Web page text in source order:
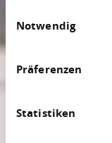
Verarbeitung
lit. a DSGVO.
widerrufen.
Notwendig
Präferenzen
Statistiken